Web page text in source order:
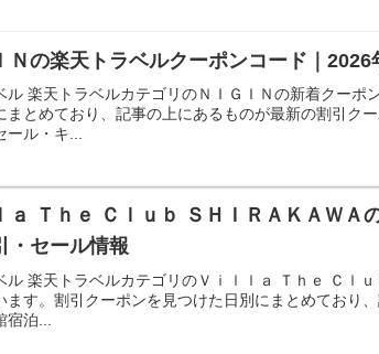
Ｎの楽天トラベルクーポンコード｜
ル 楽天トラベルカテゴリのＮＩＧＩＮの新着クー
まとめており、記事の上にあるものが最新の割引ク
ル・キ...
ａ Ｔｈｅ Ｃｌｕｂ ＳＨＩＲＡＫＡＷ
・セール情報
ル 楽天トラベルカテゴリのＶｉｌｌａ Ｔｈｅ Ｃｌ
ます。割引クーポンを見つけた日別にまとめており
泊...